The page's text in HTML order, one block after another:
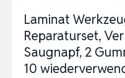
Laminat
Reparaturset,
Saugnapf, 2
10